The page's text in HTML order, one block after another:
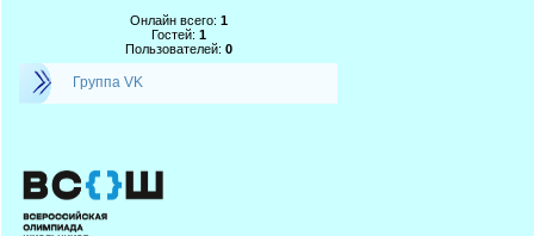
Онлайн всего: 1
Гостей: 1
Пользователей: 0
Группа VK